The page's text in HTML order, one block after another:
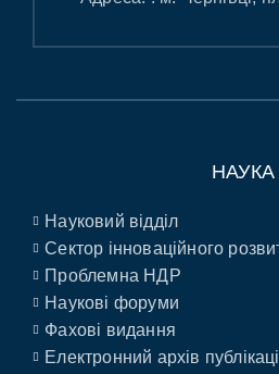
НАУКА
Науковий відділ
Сектор інноваційного
Проблемна НДР
Наукові форуми
Фахові видання
Електронний архів